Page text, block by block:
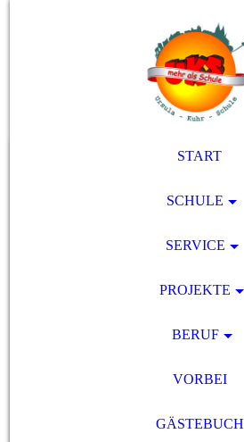
START
SCHULE
SERVICE
PROJEKTE
BERUF
VORBEI
GÄSTEBUCH